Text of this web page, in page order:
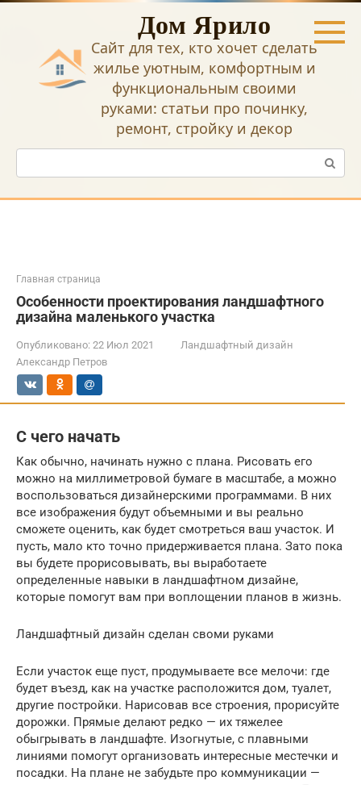
Перейти
Дом Ярило
Сайт для тех, кто хочет сделать
жилье уютным, комфортным и
функциональным своими
руками: статьи про починку,
ремонт, стройку и декор
Поиск:
Главная страница
Особенности проектирования ландшафтного
дизайна маленького участка
Опубликовано: 22 Июл 2021
Ландшафтный дизайн
Александр Петров
С чего начать
Как обычно, начинать нужно с плана. Рисовать его
можно на миллиметровой бумаге в масштабе, а можно
воспользоваться дизайнерскими программами. В них
все изображения будут объемными и вы реально
сможете оценить, как будет смотреться ваш участок. И
пусть, мало кто точно придерживается плана. Зато пока
вы будете прорисовывать, вы выработаете
определенные навыки в ландшафтном дизайне,
которые помогут вам при воплощении планов в жизнь.
Ландшафтный дизайн сделан своми руками
Если участок еще пуст, продумываете все мелочи: где
будет въезд, как на участке расположится дом, туалет,
другие постройки. Нарисовав все строения, прорисуйте
дорожки. Прямые делают редко — их тяжелее
обыгрывать в ландшафте. Изогнутые, с плавными
линиями помогут организовать интересные местечки и
посадки. На плане не забудьте про коммуникации —